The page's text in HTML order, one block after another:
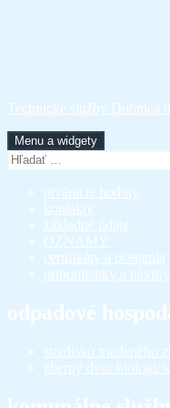
Technické služby Dubnica
Menu a widgety
Hľadať:
otváracie hodiny
kontakty
základné údaje
OZNAMY
certifikáty a ocenenia
pripomienky a návrhy
odpadové
stredisko triedeného
zberný dvor